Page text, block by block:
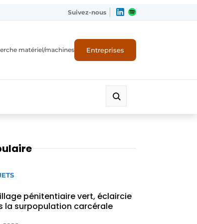
Suivez-nous
matériel/machines Entreprises
pénitentiaire vert, éclaircie
la surpopulation carcérale